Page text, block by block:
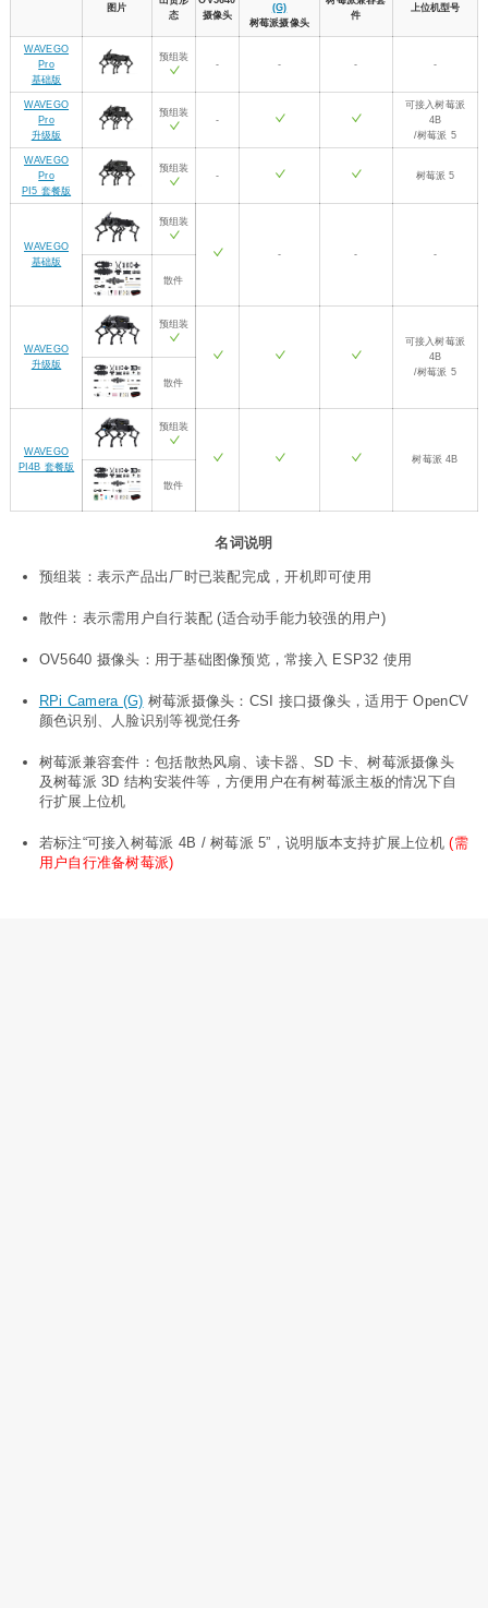
图片
态
摄像头
(G)
树莓派摄像头
件
上位机型号
WAVEGO
Pro
基础版
预组装
- - - -
WAVEGO
Pro
升级版
预组装
-
可接入树莓派
4B
/树莓派 5
WAVEGO
Pro
PI5 套餐版
预组装
- 树莓派 5
WAVEGO
基础版
预组装
- - -
散件
WAVEGO
升级版
预组装
可接入树莓派
4B
/树莓派 5
散件
WAVEGO
PI4B 套餐版
预组装
树莓派 4B
散件
名词说明
预组装：表示产品出厂时已装配完成，开机即可使用
散件：表示需用户自行装配 (适合动手能力较强的用户)
OV5640 摄像头：用于基础图像预览，常接入 ESP32 使用
RPi Camera (G) 树莓派摄像头：CSI 接口摄像头，适用于 OpenCV
颜色识别、人脸识别等视觉任务
树莓派兼容套件：包括散热风扇、读卡器、SD 卡、树莓派摄像头
及树莓派 3D 结构安装件等，方便用户在有树莓派主板的情况下自
行扩展上位机
若标注“可接入树莓派 4B / 树莓派 5”，说明版本支持扩展上位机(需
用户自行准备树莓派)